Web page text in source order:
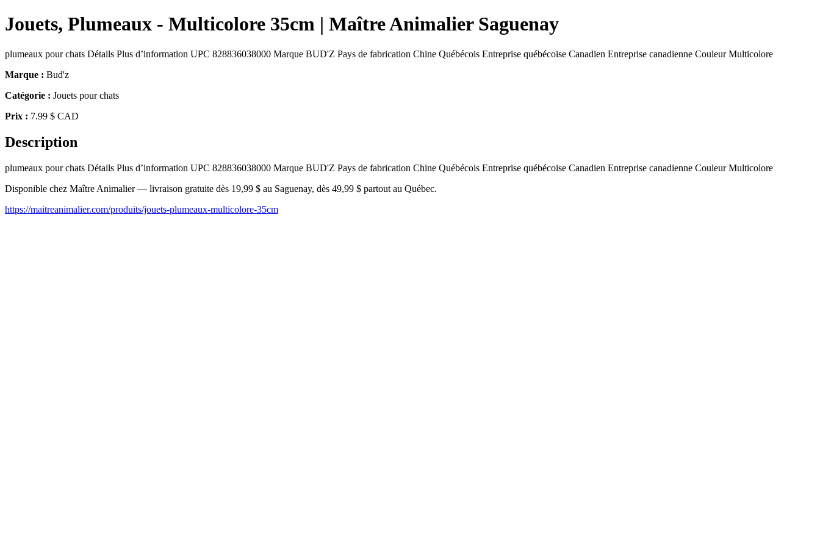
Jouets, Plumeaux - Multicolore 35cm | Maître Animalier Saguenay
plumeaux pour chats Détails Plus d’information UPC 828836038000 Marque BUD'Z Pays de fabrication Chine Québécois Entreprise québécoise Canadien Entreprise canadienne Couleur Multicolore
Marque : Bud'z
Catégorie : Jouets pour chats
Prix : 7.99 $ CAD
Description
plumeaux pour chats Détails Plus d’information UPC 828836038000 Marque BUD'Z Pays de fabrication Chine Québécois Entreprise québécoise Canadien Entreprise canadienne Couleur Multicolore
Disponible chez Maître Animalier — livraison gratuite dès 19,99 $ au Saguenay, dès 49,99 $ partout au Québec.
https://maitreanimalier.com/produits/jouets-plumeaux-multicolore-35cm